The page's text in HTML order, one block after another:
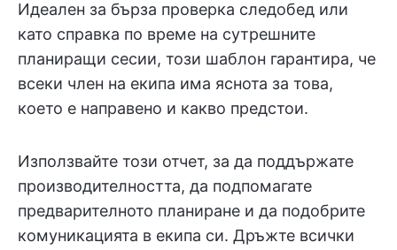
Идеален за бърза проверка следобед или
като справка по време на сутрешните
планиращи сесии, този шаблон гарантира, че
всеки член на екипа има яснота за това,
което е направено и какво предстои.
Използвайте този отчет, за да поддържате
производителността, да подпомагате
предварителното планиране и да подобрите
комуникацията в екипа си. Дръжте всички